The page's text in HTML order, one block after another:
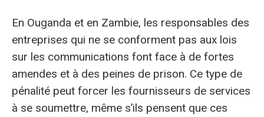
En Ouganda et en Zambie, les responsables des
entreprises qui ne se conforment pas aux lois
sur les communications font face à de fortes
amendes et à des peines de prison. Ce type de
pénalité peut forcer les fournisseurs de services
à se soumettre, même s’ils pensent que ces